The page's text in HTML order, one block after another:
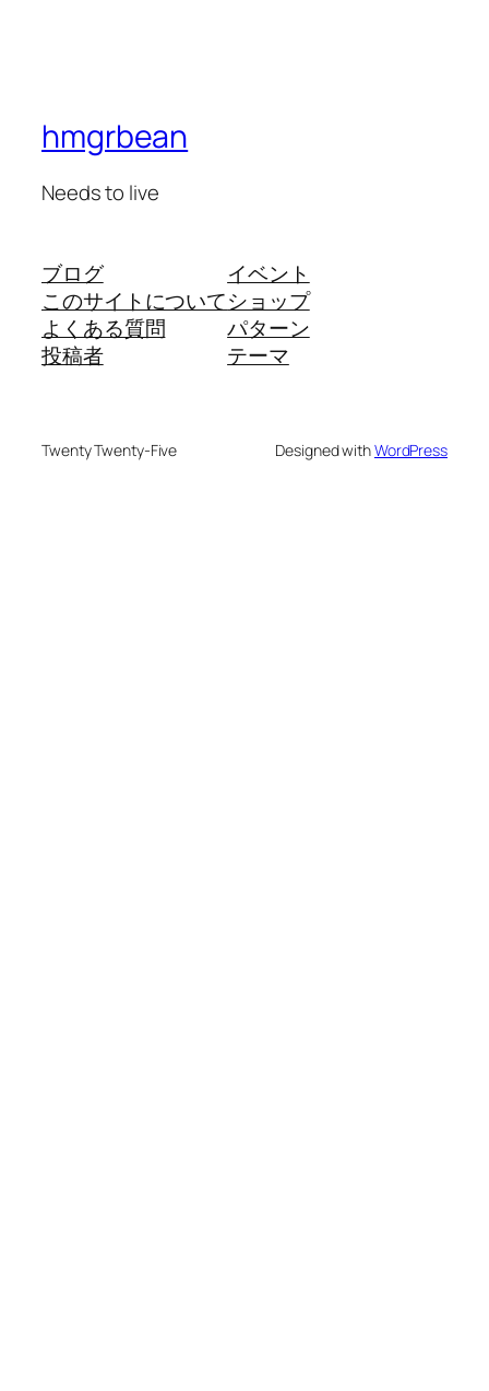
hmgrbean
Needs to live
ブログ
このサイトについて
よくある質問
投稿者
イベント
ショップ
パターン
テーマ
Twenty Twenty-Five Designed withWordPress